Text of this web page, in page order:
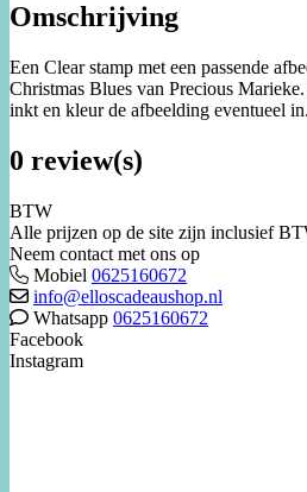
Omschrijving
Een Clear stamp met een passende
Christmas Blues van Precious
inkt en kleur de afbeelding eventueel in.
0 review(s)
BTW
Alle prijzen op de site zijn inclusief
Neem contact met ons op
Mobiel 0625160672
info@elloscadeaushop.nl
Whatsapp 0625160672
Facebook
Instagram